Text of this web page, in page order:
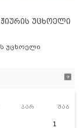
ჟიურის უცხოელი
უცხოელი
პარ შაბ
1